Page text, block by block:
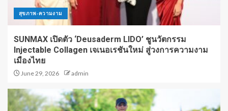
สุขภาพ-ความงาม
SUNMAX เปิดตัว ‘Deusaderm LIDO’ ชูนวัตกรรม
Injectable Collagen เจเนอเรชันใหม่ สู่วงการความงาม
เมืองไทย
June 29, 2026 admin